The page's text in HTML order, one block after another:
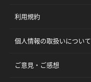
利用規約
個人情報の取扱いについて
ご意見・ご感想